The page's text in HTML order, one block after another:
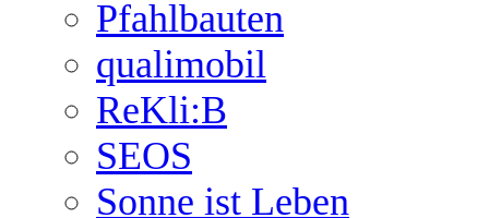
Pfahlbauten
qualimobil
ReKli:B
SEOS
Sonne ist Leben